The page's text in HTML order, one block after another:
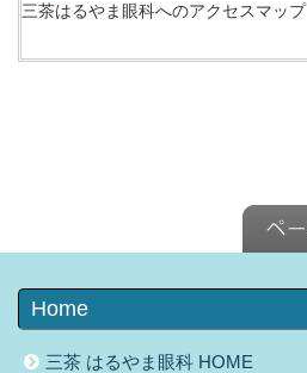
三茶はるやま眼科へのアクセスマップ
Home
三茶 はるやま眼科 HOME